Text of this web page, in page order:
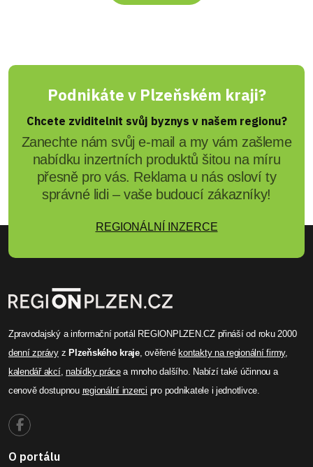
Podnikáte v Plzeňském kraji?
Chcete zviditelnit svůj byznys v našem regionu?
Zanechte nám svůj e-mail a my vám zašleme
nabídku inzertních produktů šitou na míru
přesně pro vás. Reklama u nás osloví ty
správné lidi – vaše budoucí zákazníky!
REGIONÁLNÍ INZERCE
Zpravodajský a informační portál REGIONPLZEN.CZ přináší od roku 2000
denní zprávyzPlzeňského kraje, ověřenékontakty na regionální firmy,
kalendář akcí,nabídky prácea mnoho dalšího. Nabízí také účinnou a
cenově dostupnou regionální inzerci pro podnikatele i jednotlivce.
O portálu